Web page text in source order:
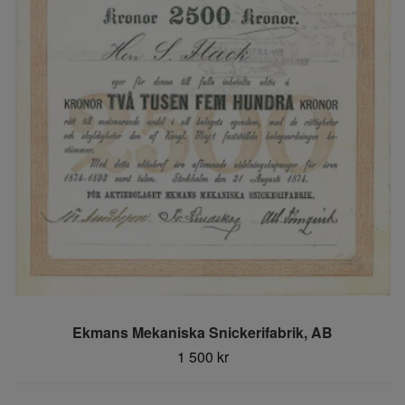
Ekmans Mekaniska Snickerifabrik, AB
1 500 kr